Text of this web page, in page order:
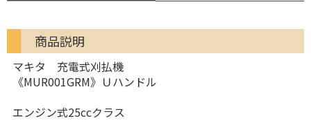
商品説明
マキタ 充電式刈払機
《MUR001GRM》Ｕハンドル
エンジン式25ccクラス